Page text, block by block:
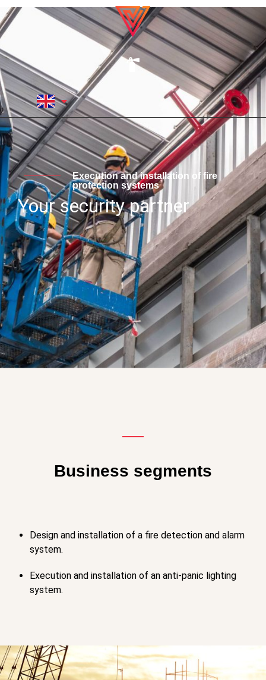
Execution and installation of fire
protection systems
Your security partner
Business segments
Design and installation of a fire detection and alarm
system.
Execution and installation of an anti-panic lighting
system.